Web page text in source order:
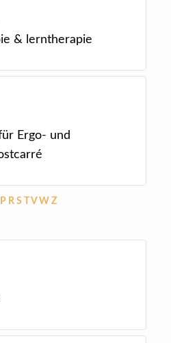
& lerntherapie
Ergo- und
P R S V W Z